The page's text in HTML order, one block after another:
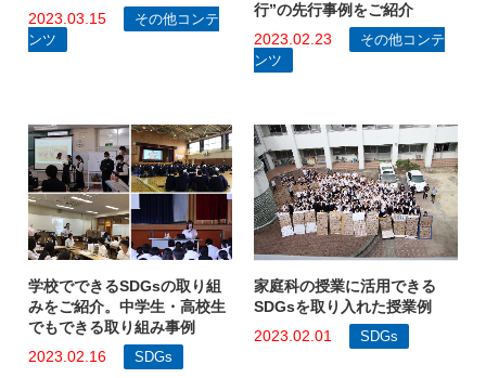
2023.03.15
その他コンテ
ンツ
行”の先行事例をご紹介
2023.02.23
その他コンテ
ンツ
学校でできるSDGsの取り組
みをご紹介。中学生・高校生
でもできる取り組み事例
2023.02.16
SDGs
家庭科の授業に活用できる
SDGsを取り入れた授業例
2023.02.01
SDGs